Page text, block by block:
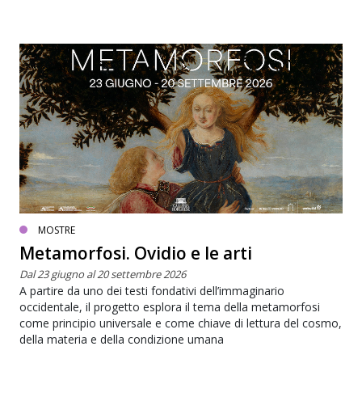
MOSTRE
Metamorfosi. Ovidio e le arti
Dal 23 giugno al 20 settembre 2026
A partire da uno dei testi fondativi dell’immaginario
occidentale, il progetto esplora il tema della metamorfosi
come principio universale e come chiave di lettura del cosmo,
della materia e della condizione umana